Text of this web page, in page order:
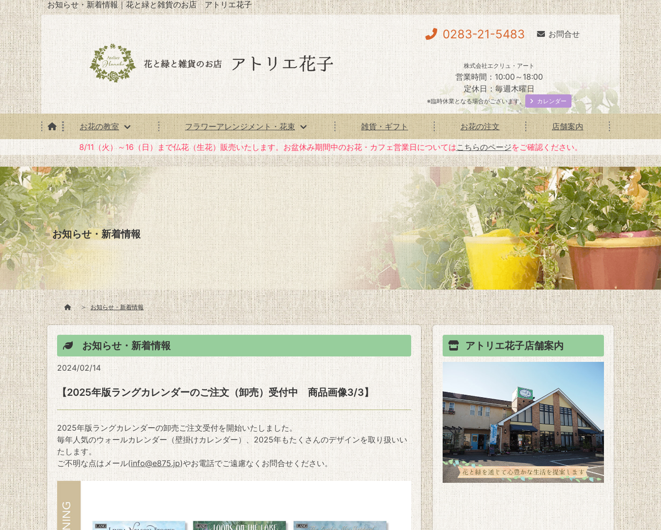
お知らせ・新着情報｜花と緑と雑貨のお店 アトリエ花子
0283-21-5483 お問合せ
株式会社エクリュ・アート
営業時間：10:00～18:00
定休日：毎週木曜日
※臨時休業となる場合がございます。 カレンダー
お花の教室 フラワーアレンジメント・花束 雑貨・ギフト お花の注文 店舗案内
8/11（火）～16（日）まで仏花（生花）販売いたします。お盆休み期間中のお花・カフェ営業日についてはこちらのページをご確認ください。
お知らせ・新着情報
お知らせ・新着情報
お知らせ・新着情報
2024/02/14
【2025年版ラングカレンダーのご注文（卸売）受付中 商品画像3/3】
2025年版ラングカレンダーの卸売ご注文受付を開始いたしました。
毎年人気のウォールカレンダー（壁掛けカレンダー）、2025年もたくさんのデザインを取り扱いい
たします。
ご不明な点はメール(info@e875.jp)やお電話でご遠慮なくお問合せください。
アトリエ花子店舗案内